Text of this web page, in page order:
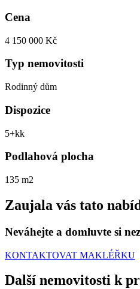
Cena
4 150 000 Kč
Typ nemovitosti
Rodinný dům
Dispozice
5+kk
Podlahová plocha
135 m2
Zaujala vás tato
Neváhejte a domluvte si
KONTAKTOVAT MAKLÉŘKU
Další nemovitosti k